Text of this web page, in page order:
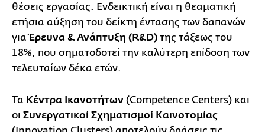
θέσεις εργασίας. Ενδεικτική είναι η θεαματική
ετήσια αύξηση του δείκτη έντασης των δαπανών
γιαΈρευνα & Ανάπτυξη (R&D) της τάξεως του
18%, που σηματοδοτεί την καλύτερη επίδοση των
τελευταίων δέκα ετών.
Τα Κέντρα Ικανοτήτων (Competence Centers) και
οι Συνεργατικοί Σχηματισμοί Καινοτομίας